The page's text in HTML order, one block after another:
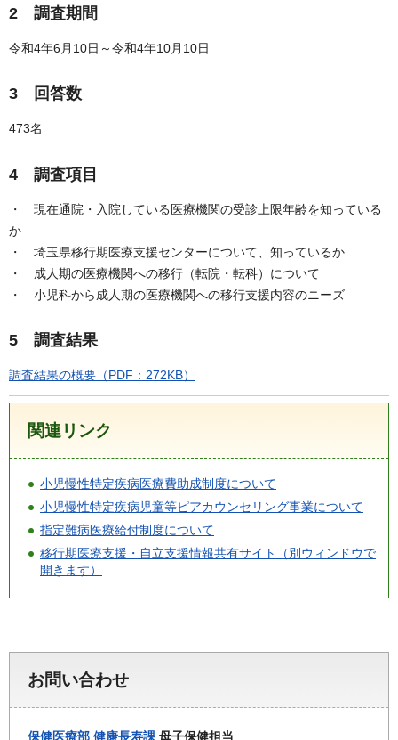
2 調査期間
令和4年6月10日～令和4年10月10日
3 回答数
473名
4 調査項目
・ 現在通院・入院している医療機関の受診上限年齢を知っている
か
・ 埼玉県移行期医療支援センターについて、知っているか
・ 成人期の医療機関への移行（転院・転科）について
・ 小児科から成人期の医療機関への移行支援内容のニーズ
5 調査結果
調査結果の概要（PDF：272KB）
関連リンク
小児慢性特定疾病医療費助成制度について
小児慢性特定疾病児童等ピアカウンセリング事業について
指定難病医療給付制度について
移行期医療支援・自立支援情報共有サイト（別ウィンドウで
開きます）
お問い合わせ
保健医療部 健康長寿課 母子保健担当